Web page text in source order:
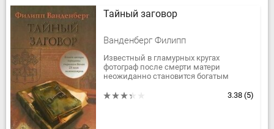
Тайный заговор
Ванденберг Филипп
Известный в гламурных кругах
фотограф после смерти матери
неожиданно становится богатым
следующий день его жизнь
3.38 (5)